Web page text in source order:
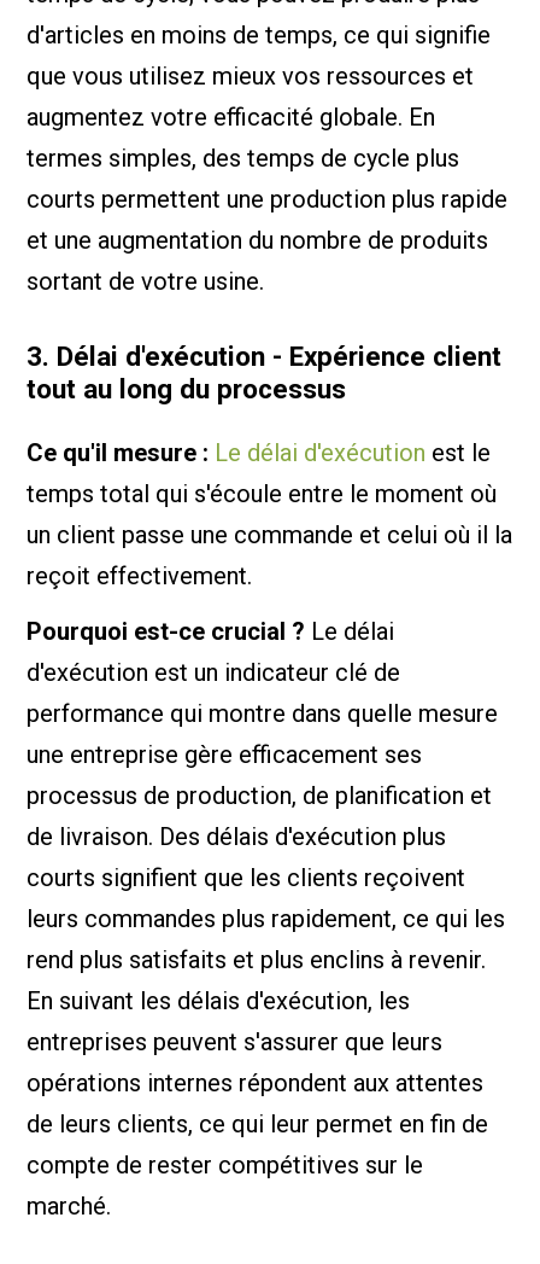
d'articles en moins de temps, ce qui signifie
que vous utilisez mieux vos ressources et
augmentez votre efficacité globale. En
termes simples, des temps de cycle plus
courts permettent une production plus rapide
et une augmentation du nombre de produits
sortant de votre usine.
3. Délai d'exécution - Expérience client
tout au long du processus
Ce qu'il mesure : Le délai d'exécution est le
temps total qui s'écoule entre le moment où
un client passe une commande et celui où il la
reçoit effectivement.
Pourquoi est-ce crucial ? Le délai
d'exécution est un indicateur clé de
performance qui montre dans quelle mesure
une entreprise gère efficacement ses
processus de production, de planification et
de livraison. Des délais d'exécution plus
courts signifient que les clients reçoivent
leurs commandes plus rapidement, ce qui les
rend plus satisfaits et plus enclins à revenir.
En suivant les délais d'exécution, les
entreprises peuvent s'assurer que leurs
opérations internes répondent aux attentes
de leurs clients, ce qui leur permet en fin de
compte de rester compétitives sur le
marché.